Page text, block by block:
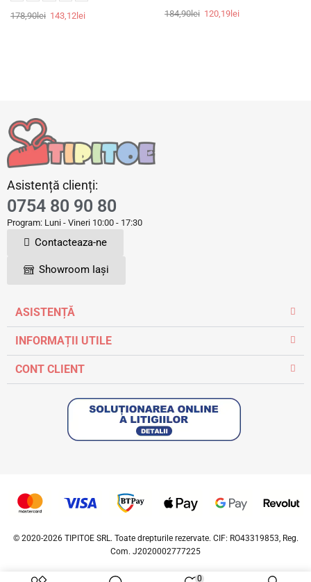
178,90lei 143,12lei 184,90lei 120,19lei
0
Asistență clienți:
0754 80 90 80
Program: Luni - Vineri 10:00 - 17:30
Contacteaza-ne
Showroom Iași
ASISTENȚĂ
INFORMAȚII UTILE
CONT CLIENT
© 2020-2026 TIPITOE SRL. Toate drepturile rezervate. CIF: RO43319853, Reg.
Com. J2020002777225